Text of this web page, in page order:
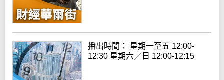
播出時間： 星期一至五 12:00-
12:30 星期六／日 12:00-12:15